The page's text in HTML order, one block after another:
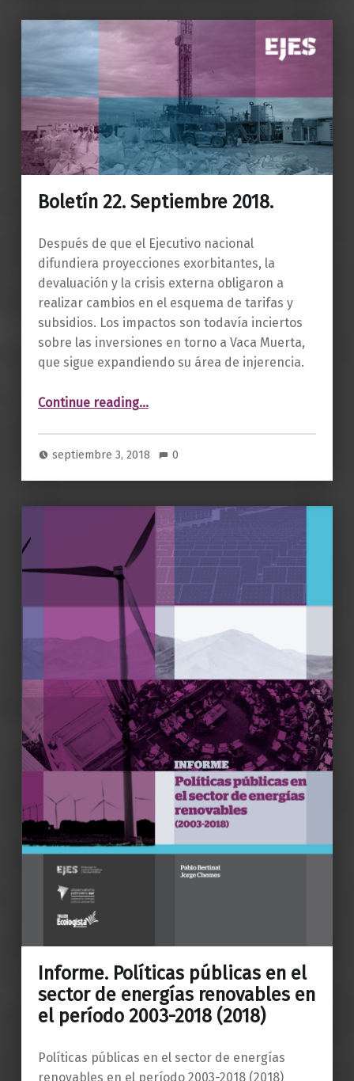
Boletín 22. Septiembre 2018.
Después de que el Ejecutivo nacional
difundiera proyecciones exorbitantes, la
devaluación y la crisis externa obligaron a
realizar cambios en el esquema de tarifas y
subsidios. Los impactos son todavía inciertos
sobre las inversiones en torno a Vaca Muerta,
que sigue expandiendo su área de injerencia.
Continue reading…
septiembre 3, 2018 0
Informe. Políticas públicas en el
sector de energías renovables en
el período 2003-2018 (2018)
Políticas públicas en el sector de energías
renovables en el período 2003-2018 (2018)